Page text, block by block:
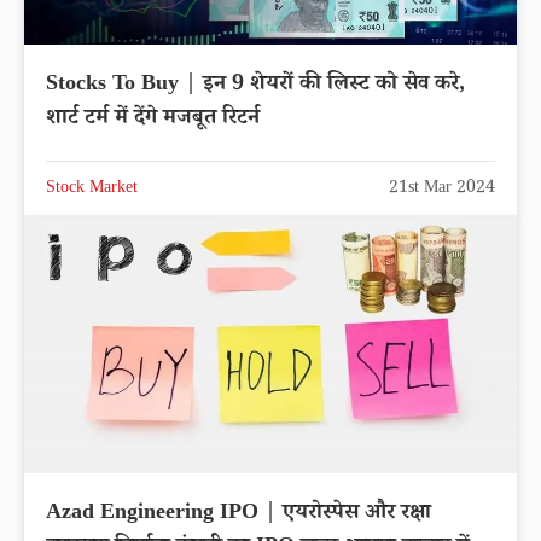
Stocks To Buy | इन 9 शेयरों की लिस्ट को सेव करे,
शार्ट टर्म में देंगे मजबूत रिटर्न
Stock Market 21st Mar 2024
Azad Engineering IPO | एयरोस्पेस और रक्षा